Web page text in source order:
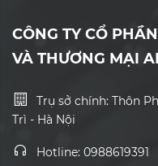
CÔNG TY CỔ
VÀ THƯƠNG MẠI
Trụ sở chính: Thôn
Trì - Hà Nội
Hotline: 0988619391